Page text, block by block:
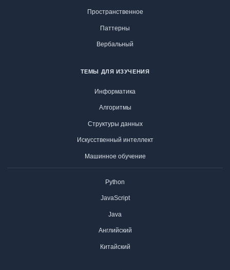
Пространственное
Паттерны
Вербальный
ТЕМЫ ДЛЯ ИЗУЧЕНИЯ
Информатика
Алгоритмы
Структуры данных
Искусственный интеллект
Машинное обучение
Python
JavaScript
Java
Английский
Китайский